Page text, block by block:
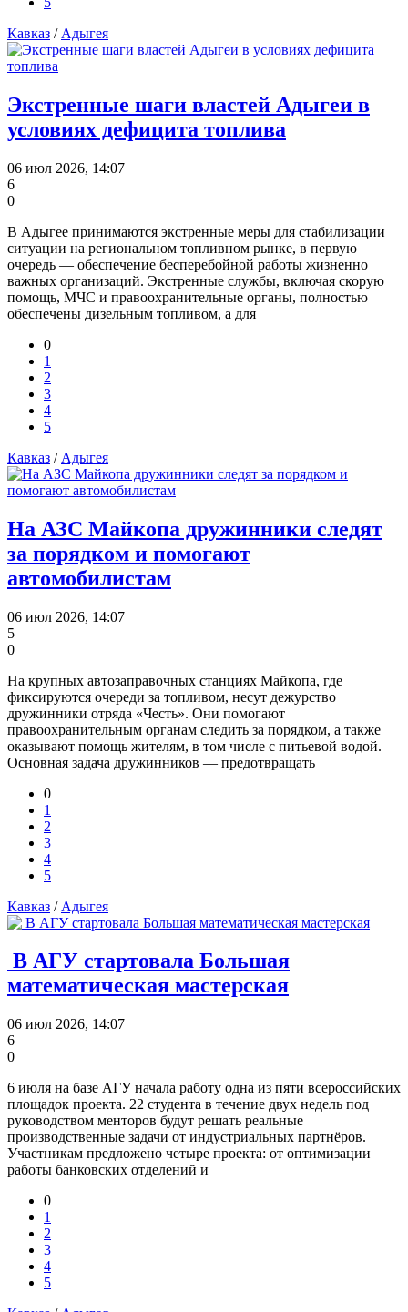
Кавказ / Адыгея
Экстренные шаги властей Адыгеи в
условиях дефицита топлива
06 июл 2026, 14:07
6
0
В Адыгее принимаются экстренные меры для стабилизации
ситуации на региональном топливном рынке, в первую
очередь — обеспечение бесперебойной работы жизненно
важных организаций. Экстренные службы, включая скорую
помощь, МЧС и правоохранительные органы, полностью
обеспечены дизельным топливом, а для
0
1
2
3
4
5
Кавказ / Адыгея
На АЗС Майкопа дружинники следят
за порядком и помогают
автомобилистам
06 июл 2026, 14:07
5
0
На крупных автозаправочных станциях Майкопа, где
фиксируются очереди за топливом, несут дежурство
дружинники отряда «Честь». Они помогают
правоохранительным органам следить за порядком, а также
оказывают помощь жителям, в том числе с питьевой водой.
Основная задача дружинников — предотвращать
0
1
2
3
4
5
Кавказ / Адыгея
В АГУ стартовала Большая
математическая мастерская
06 июл 2026, 14:07
6
0
6 июля на базе АГУ начала работу одна из пяти всероссийских
площадок проекта. 22 студента в течение двух недель под
руководством менторов будут решать реальные
производственные задачи от индустриальных партнёров.
Участникам предложено четыре проекта: от оптимизации
работы банковских отделений и
0
1
2
3
4
5